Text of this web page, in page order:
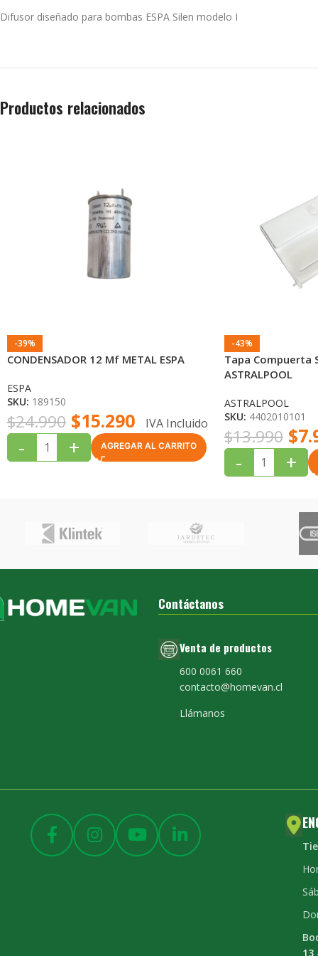
Difusor diseñado para bombas ESPA Silen modelo I
Productos relacionados
-39%
CONDENSADOR 12 Mf METAL ESPA
ESPA
SKU: 189150
$24.990 $15.290 IVA Incluido
- + AGREGAR AL CARRITO
-43%
Tapa Compuerta
ASTRALPOOL
ASTRALPOOL
SKU: 4402010101
$13.990 $
- +
Contáctanos
Venta de productos
600 0061 660
contacto@homevan.cl
Llámanos
13